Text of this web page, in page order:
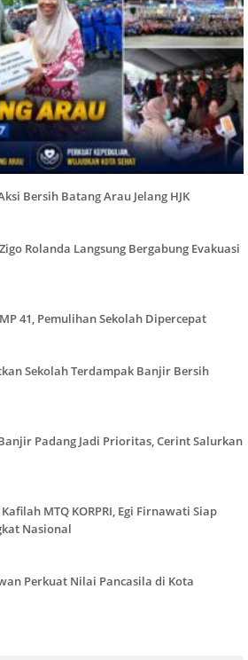
Bersih Batang Arau Jelang HJK
Rolanda Langsung Bergabung Evakuasi
41, Pemulihan Sekolah Dipercepat
Sekolah Terdampak Banjir Bersih
Padang Jadi Prioritas, Cerint Salurkan
MTQ KORPRI, Egi Firnawati Siap
Nasional
Perkuat Nilai Pancasila di Kota